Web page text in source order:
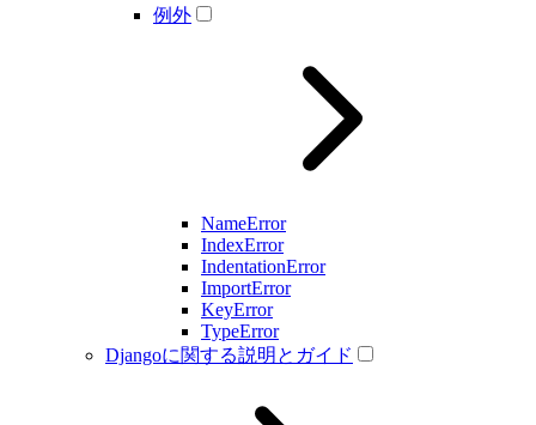
例外
NameError
IndexError
IndentationError
ImportError
KeyError
TypeError
Djangoに関する説明とガイド